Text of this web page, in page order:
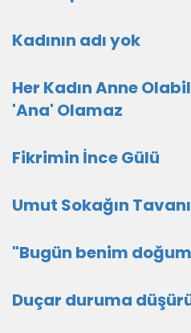
Kadının adı yok
Her Kadın Anne
'Ana' Olamaz
Fikrimin İnce Gülü
Umut Sokağın
"Bugün benim
Duçar duruma